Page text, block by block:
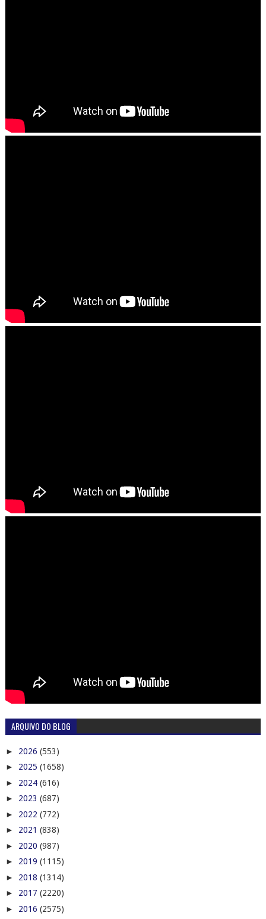
ARQUIVO DO BLOG
► 2026 (553)
► 2025 (1658)
► 2024 (616)
► 2023 (687)
► 2022 (772)
► 2021 (838)
► 2020 (987)
► 2019 (1115)
► 2018 (1314)
► 2017 (2220)
► 2016 (2575)